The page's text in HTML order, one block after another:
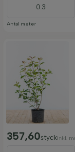
Antal meter
357,60styckinkl.